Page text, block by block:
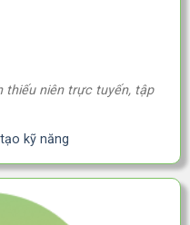
thiếu niên trực tuyến, tập
kỹ năng